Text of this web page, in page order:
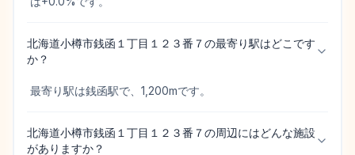
北海道小樽市銭函１丁目１２３番７の最寄り駅はどこです
か？
最寄り駅は銭函駅で、1,200mです。
北海道小樽市銭函１丁目１２３番７の周辺にはどんな施設
がありますか？